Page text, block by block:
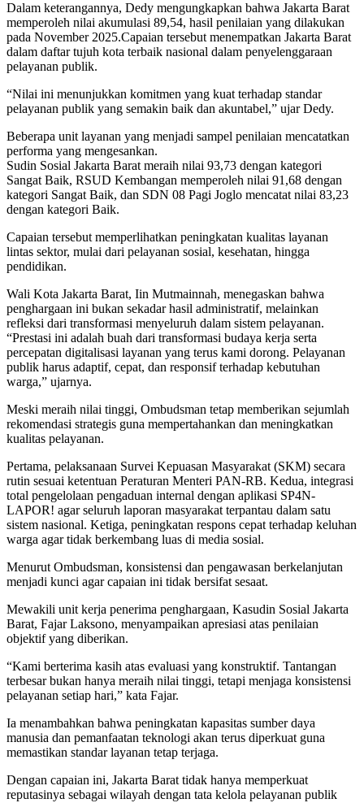
Dalam keterangannya, Dedy mengungkapkan bahwa Jakarta Barat
memperoleh nilai akumulasi 89,54, hasil penilaian yang dilakukan
pada November 2025.Capaian tersebut menempatkan Jakarta Barat
dalam daftar tujuh kota terbaik nasional dalam penyelenggaraan
pelayanan publik.
“Nilai ini menunjukkan komitmen yang kuat terhadap standar
pelayanan publik yang semakin baik dan akuntabel,” ujar Dedy.
Beberapa unit layanan yang menjadi sampel penilaian mencatatkan
performa yang mengesankan.
Sudin Sosial Jakarta Barat meraih nilai 93,73 dengan kategori
Sangat Baik, RSUD Kembangan memperoleh nilai 91,68 dengan
kategori Sangat Baik, dan SDN 08 Pagi Joglo mencatat nilai 83,23
dengan kategori Baik.
Capaian tersebut memperlihatkan peningkatan kualitas layanan
lintas sektor, mulai dari pelayanan sosial, kesehatan, hingga
pendidikan.
Wali Kota Jakarta Barat, Iin Mutmainnah, menegaskan bahwa
penghargaan ini bukan sekadar hasil administratif, melainkan
refleksi dari transformasi menyeluruh dalam sistem pelayanan.
“Prestasi ini adalah buah dari transformasi budaya kerja serta
percepatan digitalisasi layanan yang terus kami dorong. Pelayanan
publik harus adaptif, cepat, dan responsif terhadap kebutuhan
warga,” ujarnya.
Meski meraih nilai tinggi, Ombudsman tetap memberikan sejumlah
rekomendasi strategis guna mempertahankan dan meningkatkan
kualitas pelayanan.
Pertama, pelaksanaan Survei Kepuasan Masyarakat (SKM) secara
rutin sesuai ketentuan Peraturan Menteri PAN-RB. Kedua, integrasi
total pengelolaan pengaduan internal dengan aplikasi SP4N-
LAPOR! agar seluruh laporan masyarakat terpantau dalam satu
sistem nasional. Ketiga, peningkatan respons cepat terhadap keluhan
warga agar tidak berkembang luas di media sosial.
Menurut Ombudsman, konsistensi dan pengawasan berkelanjutan
menjadi kunci agar capaian ini tidak bersifat sesaat.
Mewakili unit kerja penerima penghargaan, Kasudin Sosial Jakarta
Barat, Fajar Laksono, menyampaikan apresiasi atas penilaian
objektif yang diberikan.
“Kami berterima kasih atas evaluasi yang konstruktif. Tantangan
terbesar bukan hanya meraih nilai tinggi, tetapi menjaga konsistensi
pelayanan setiap hari,” kata Fajar.
Ia menambahkan bahwa peningkatan kapasitas sumber daya
manusia dan pemanfaatan teknologi akan terus diperkuat guna
memastikan standar layanan tetap terjaga.
Dengan capaian ini, Jakarta Barat tidak hanya memperkuat
reputasinya sebagai wilayah dengan tata kelola pelayanan publik